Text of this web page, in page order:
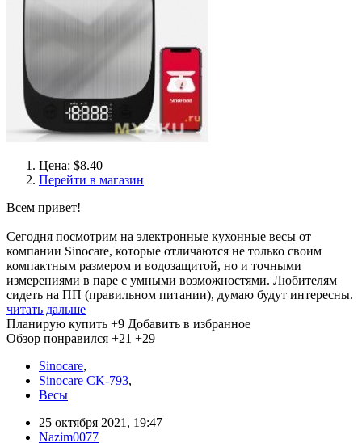
Цена: $8.40
Перейти в магазин
Всем привет!
Сегодня посмотрим на электронные кухонные весы от
компании Sinocare, которые отличаются не только своим
компактным размером и водозащитой, но и точными
измерениями в паре с умными возможностями. Любителям
сидеть на ПП (правильном питании), думаю будут интересны.
читать дальше
Планирую купить +9 Добавить в избранное
Обзор понравился +21 +29
Sinocare,
Sinocare CK-793,
Весы
25 октября 2021, 19:47
Nazim0077